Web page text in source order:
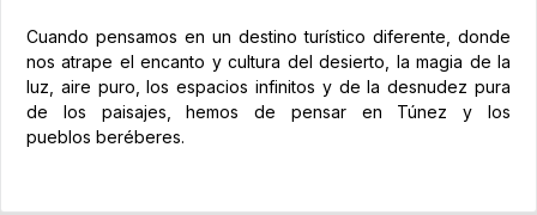
Cuando pensamos en un destino turístico diferente, donde
nos atrape el encanto y cultura del desierto, la magia de la
luz, aire puro, los espacios infinitos y de la desnudez pura
de los paisajes, hemos de pensar en Túnez y los
pueblos beréberes.